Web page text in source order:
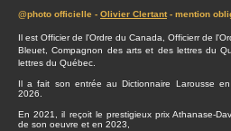
@photo officielle - Olivier Clertant- mention
Il est Officier de l'Ordre du Canada, Officierr de
Bleuet, Compagnon des arts et des lettres du
lettres du Québec.
Il a fait son entrée au Dictionnaire Larousse
2026.
En 2021, il reçoit le prestigieux prix Athanase-
de son oeuvre et en 2023,